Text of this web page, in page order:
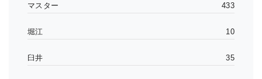
マスター 433
堀江 10
臼井 35